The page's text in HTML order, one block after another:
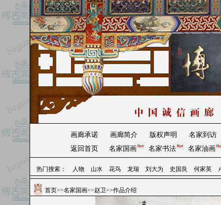
画廊承诺 画廊简介 版权声明
名家到访
返回首页
名家国画 名家书法 名家油画
热门搜索： 人物 山水 花鸟 龙瑞 刘大为 史国良 何家英
首页>>名家国画>>赵卫>>作品介绍